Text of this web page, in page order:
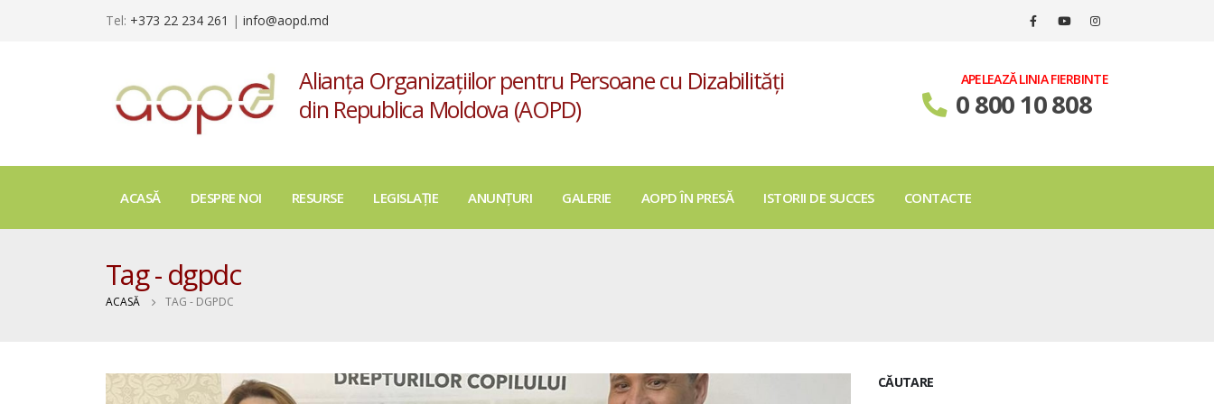
Tel: +373 22 234 261 | info@aopd.md
Alianța Organizațiilor pentru Persoane cu Dizabilități
din Republica Moldova (AOPD)
APELEAZĂ LINIA FIERBINTE
0 800 10 808
ACASĂ DESPRE NOI RESURSE LEGISLAȚIE ANUNȚURI GALERIE AOPD ÎN PRESĂ ISTORII DE SUCCES CONTACTE
Tag - dgpdc
ACASĂ TAG - DGPDC
CĂUTARE